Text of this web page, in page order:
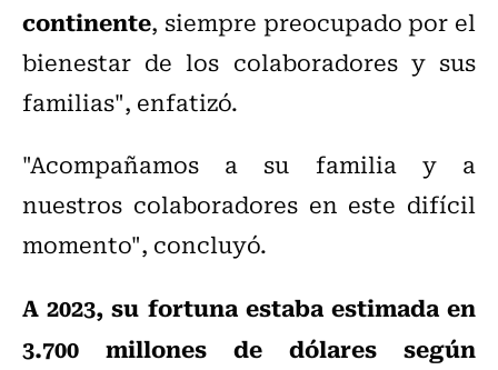
continente, siempre preocupado por el
bienestar de los colaboradores y sus
familias", enfatizó.
"Acompañamos a su familia y a
nuestros colaboradores en este difícil
momento", concluyó.
A 2023, su fortuna estaba estimada en
3.700 millones de dólares según